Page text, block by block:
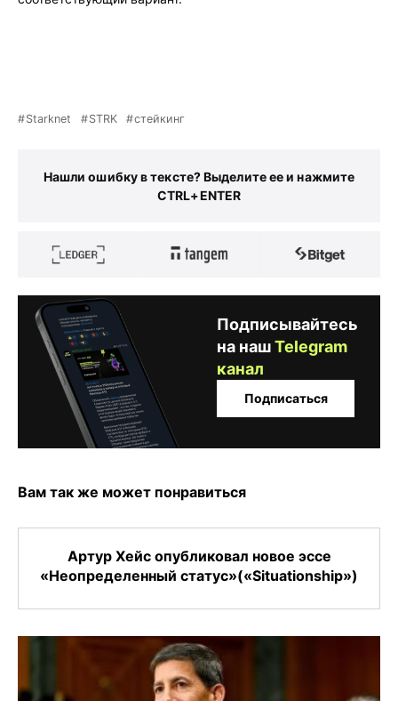
Starknet STRK стейкинг
Нашли ошибку в тексте? Выделите ее и нажмите
CTRL+ENTER
Подписывайтесь
на нашTelegram
канал
Подписаться
Вам так же может понравиться
Артур Хейс опубликовал новое эссе
«Неопределенный статус»(«Situationship»)